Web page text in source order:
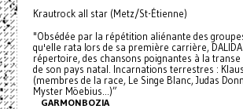
Krautrock all star (Metz/St-Étienne)
"Obsédée par la répétition aliénante des
qu'elle rata lors de sa première carrière,
répertoire, des chansons poignantes à la
de son pays natal. Incarnations terrestres :
(membres de la race, Le Singe Blanc, Judas
Myster Möebius...)”
GARMONBOZIA